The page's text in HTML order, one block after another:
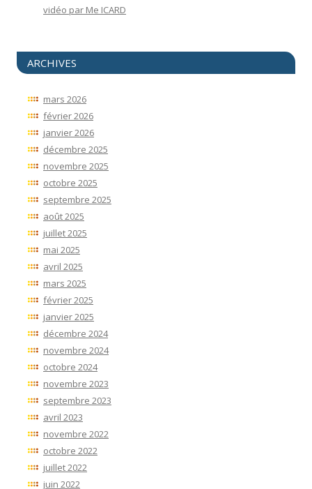
vidéo par Me ICARD
ARCHIVES
mars 2026
février 2026
janvier 2026
décembre 2025
novembre 2025
octobre 2025
septembre 2025
août 2025
juillet 2025
mai 2025
avril 2025
mars 2025
février 2025
janvier 2025
décembre 2024
novembre 2024
octobre 2024
novembre 2023
septembre 2023
avril 2023
novembre 2022
octobre 2022
juillet 2022
juin 2022